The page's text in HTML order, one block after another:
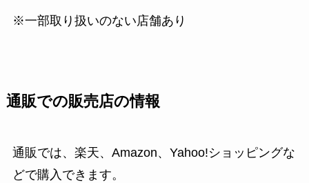
※一部取り扱いのない店舗あり
通販での販売店の情報
通販では、楽天、Amazon、Yahoo!ショッピングな
どで購入できます。